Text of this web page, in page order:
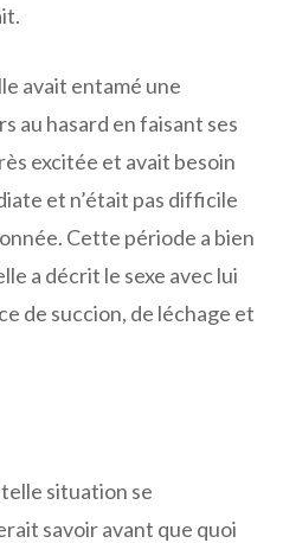
avait entamé une
au hasard en faisant ses
excitée et avait besoin
et n’était pas difficile
Cette période a bien
a décrit le sexe avec lui
de succion, de léchage et
situation se
savoir avant que quoi